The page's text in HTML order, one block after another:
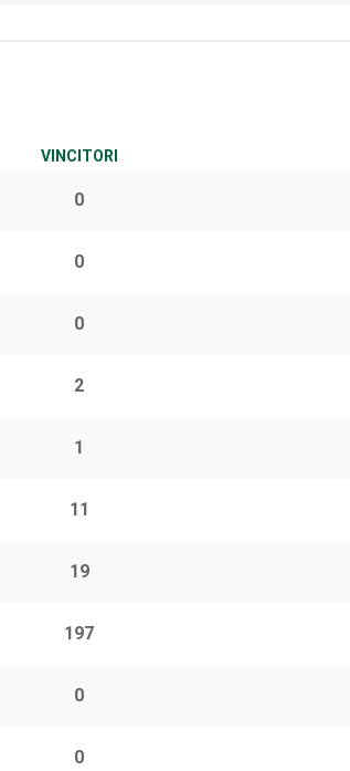
VINCITORI
0
0
0
2
1
11
19
197
0
0